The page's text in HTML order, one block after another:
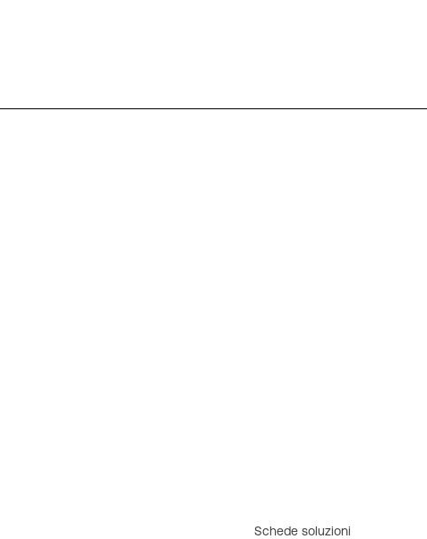
Schede soluzioni